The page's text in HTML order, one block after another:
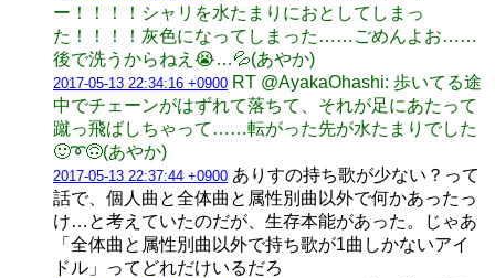
ー！！！！シャリを水たまりにおとしてしまっ
た！！！！灰色になってしまった……ごめんよお……
後で洗うからねえ😭…💦(あやか)
2017-05-13 22:34:16 +0900 RT @AyakaOhashi: 歩いてる途
中でチェーンがはずれて落ちて、それが足にあたって
蹴っ飛ばしちゃって……転がった先が水たまりでした
🙂➰🙃(あやか)
2017-05-13 22:37:44 +0900 ありすの持ち歌が少ない？って
話で、個人曲と全体曲と属性別曲以外で何かあったっ
け…と考えていたのだが、生存本能があった。じゃあ
「全体曲と属性別曲以外で持ち歌が1曲しかないアイ
ドル」ってどれだけいるだろ